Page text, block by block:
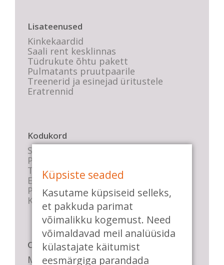
Lisateenused
Kinkekaardid
Saali rent kesklinnas
Tüdrukute õhtu pakett
Pulmatants pruutpaarile
Treenerid ja esinejad üritustele
Eratrennid
Kodukord
Stuudio sisekord
Privaatsustingimused
Tasemete kirjeldused
E-poe tingimused
Parkimise info
KKK
Casa de Baile
Me pühendume lõbusale olemisele,
Küpsiste seaded
Kasutame küpsiseid selleks,
et pakkuda parimat
võimalikku kogemust. Need
võimaldavad meil analüüsida
külastajate käitumist
eesmärgiga parandada